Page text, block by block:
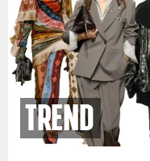
Trend